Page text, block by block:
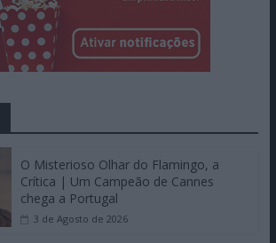
O Misterioso Olhar do Flamingo, a
Crítica | Um Campeão de Cannes
chega a Portugal
3 de Agosto de 2026